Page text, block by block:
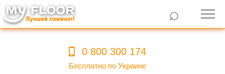
⌕
0 800 300 174
Бесплатно по Украине